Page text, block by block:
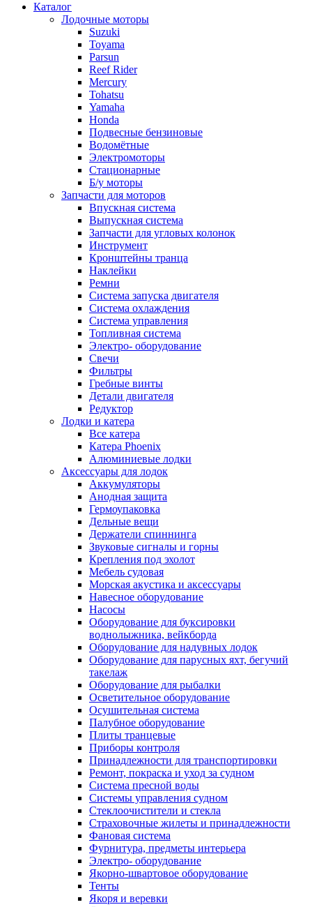
Каталог
Лодочные моторы
Suzuki
Toyama
Parsun
Reef Rider
Mercury
Tohatsu
Yamaha
Honda
Подвесные бензиновые
Водомётные
Электромоторы
Стационарные
Б/у моторы
Запчасти для моторов
Впускная система
Выпускная система
Запчасти для угловых колонок
Инструмент
Кронштейны транца
Наклейки
Ремни
Система запуска двигателя
Система охлаждения
Система управления
Топливная система
Электро- оборудование
Свечи
Фильтры
Гребные винты
Детали двигателя
Редуктор
Лодки и катера
Все катера
Катера Phoenix
Алюминиевые лодки
Аксессуары для лодок
Аккумуляторы
Анодная защита
Гермоупаковка
Дельные вещи
Держатели спиннинга
Звуковые сигналы и горны
Крепления под эхолот
Мебель судовая
Морская акустика и аксессуары
Навесное оборудование
Насосы
Оборудование для буксировки
воднолыжника, вейкборда
Оборудование для надувных лодок
Оборудование для парусных яхт, бегучий
такелаж
Оборудование для рыбалки
Осветительное оборудование
Осушительная система
Палубное оборудование
Плиты транцевые
Приборы контроля
Принадлежности для транспортировки
Ремонт, покраска и уход за судном
Система пресной воды
Системы управления судном
Стеклоочистители и стекла
Страховочные жилеты и принадлежности
Фановая система
Фурнитура, предметы интерьера
Электро- оборудование
Якорно-швартовое оборудование
Тенты
Якоря и веревки